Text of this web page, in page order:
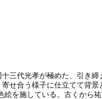
三代光孝が極めた、引き締
せ合う様子に仕立てて背景
を施している。古くから